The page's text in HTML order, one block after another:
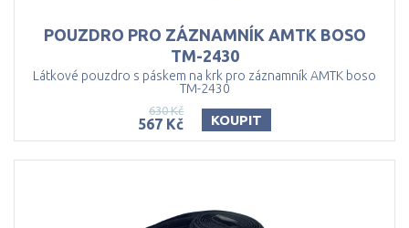
POUZDRO PRO ZÁZNAMNÍK AMTK BOSO
TM-2430
Látkové pouzdro s páskem na krk pro záznamník AMTK boso
TM-2430
630 Kč
567 Kč KOUPIT